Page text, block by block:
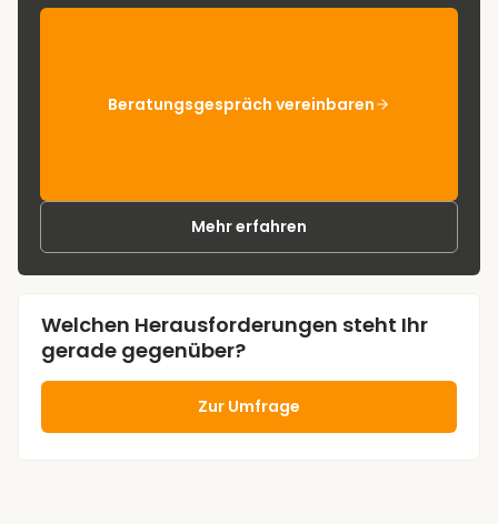
Beratungsgespräch vereinbaren
Mehr erfahren
Welchen Herausforderungen steht Ihr
gerade gegenüber?
Zur Umfrage